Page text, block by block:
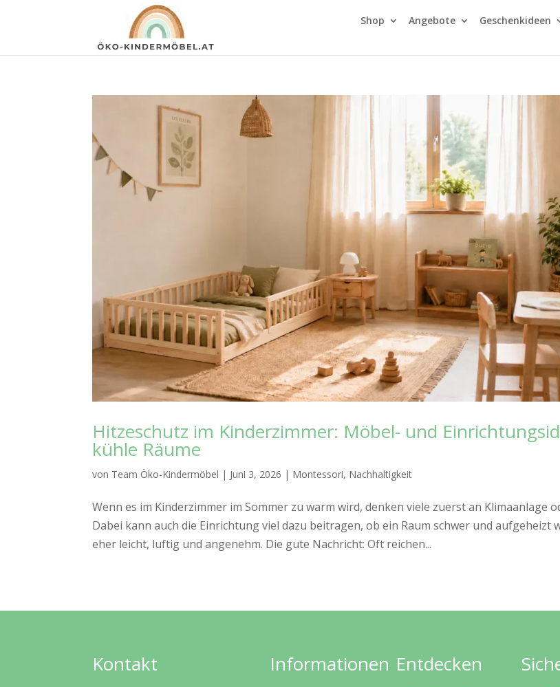
Shop Angebote Geschenkideen
Hitzeschutz im Kinderzimmer: Möbel- und
kühle Räume
von Team Öko-Kindermöbel | Juni 3, 2026 | Montessori, Nachhaltigkeit
Wenn es im Kinderzimmer im Sommer zu warm wird, denken viele zuerst an Klimaanlage
Dabei kann auch die Einrichtung viel dazu beitragen, ob ein Raum schwer und aufgeheizt
eher leicht, luftig und angenehm. Die gute Nachricht: Oft reichen...
Kontakt Informationen Entdecken